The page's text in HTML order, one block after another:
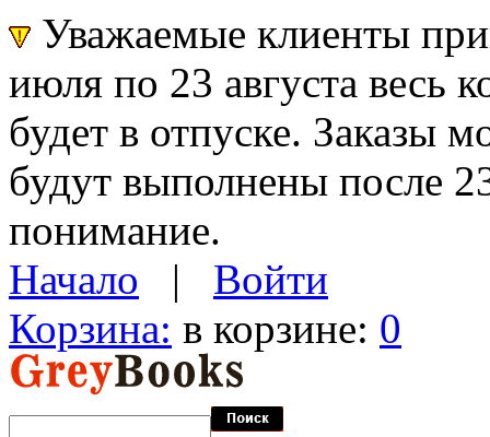
Уважаемые клиенты
июля по 23 августа весь
будет в отпуске. Заказы
будут выполнены после
понимание.
Начало | Войти
Корзина: в корзине: 0